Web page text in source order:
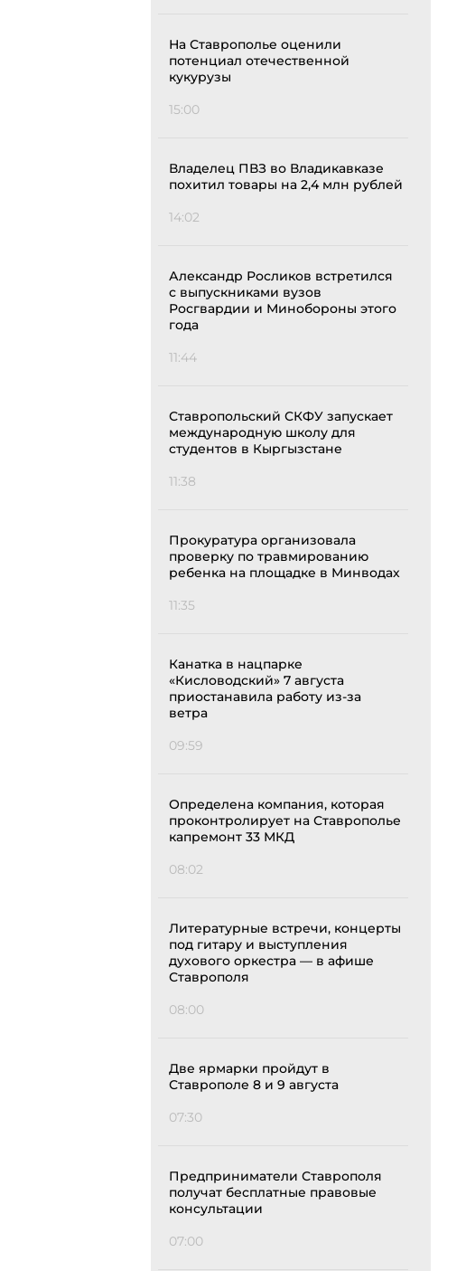
На Ставрополье оценили
потенциал отечественной
кукурузы
15:00
Владелец ПВЗ во Владикавказе
похитил товары на 2,4 млн рублей
14:02
Александр Росликов встретился
с выпускниками вузов
Росгвардии и Минобороны этого
года
11:44
Ставропольский СКФУ запускает
международную школу для
студентов в Кыргызстане
11:38
Прокуратура организовала
проверку по травмированию
ребенка на площадке в Минводах
11:35
Канатка в нацпарке
«Кисловодский» 7 августа
приостанавила работу из-за
ветра
09:59
Определена компания, которая
проконтролирует на Ставрополье
капремонт 33 МКД
08:02
Литературные встречи, концерты
под гитару и выступления
духового оркестра — в афише
Ставрополя
08:00
Две ярмарки пройдут в
Ставрополе 8 и 9 августа
07:30
Предприниматели Ставрополя
получат бесплатные правовые
консультации
07:00